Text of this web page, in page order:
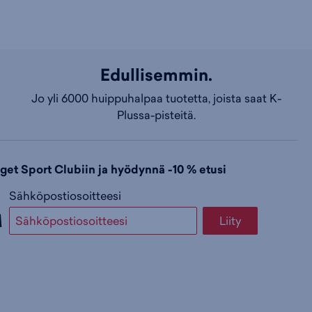
Edullisemmin.
Jo yli 6000 huippuhalpaa tuotetta, joista saat K-
Plussa-pisteitä.
Sport Clubiin ja hyödynnä -10 % etusi
Sähköpostiosoitteesi
Liity